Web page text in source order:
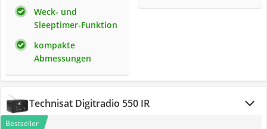
Weck- und
Sleeptimer-Funktion
kompakte
Abmessungen
Technisat Digitradio 550 IR
Bestseller